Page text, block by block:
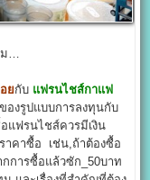
…
ยกับ แฟรนไชส์กาแฟ
องรูปแบบการลงทุนกับ
แฟรนไชส์ควรมีเงิน
าคาซื้อ เช่น,ถ้าต้องซื้อ
กการซื้อแล้วซัก_50บาท